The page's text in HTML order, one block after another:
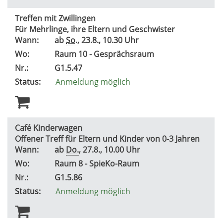
Treffen mit Zwillingen
Für Mehrlinge, ihre Eltern und Geschwister
Wann:
abSo., 23.8., 10.30 Uhr
Wo:
Raum 10 - Gesprächsraum
Nr.:
G1.5.47
Status:
Anmeldung möglich
Café Kinderwagen
Offener Treff für Eltern und Kinder von 0-3 Jahren
Wann:
ab Do., 27.8., 10.00 Uhr
Wo:
Raum 8 - SpieKo-Raum
Nr.:
G1.5.86
Status:
Anmeldung möglich